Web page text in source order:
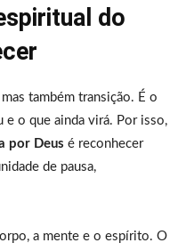
do
também transição. É o
e o que ainda virá. Por isso,
por Deus é reconhecer
de pausa,
a mente e o espírito. O